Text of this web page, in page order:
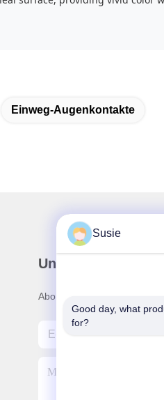
Einweg-Augenkontakte
Unser Newsletter
Abonnieren Sie unseren
Susie
Good day, what
for?